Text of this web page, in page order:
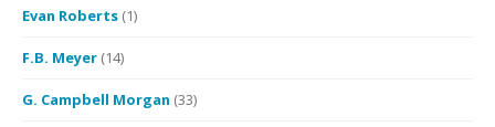
Evan Roberts (1)
F.B. Meyer (14)
G. Campbell Morgan (33)